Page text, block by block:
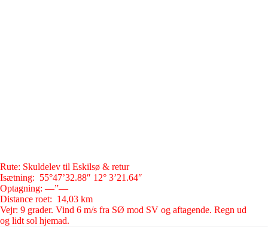
Rute: Skuldelev til Eskilsø & retur
Isætning: 55°47’32.88″ 12° 3’21.64″
Optagning: —”—
Distance roet: 14,03 km
Vejr: 9 grader. Vind 6 m/s fra SØ mod SV og aftagende. Regn ud
og lidt sol hjemad.